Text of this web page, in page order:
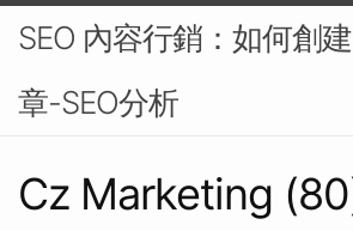
SEO 內容行銷：如何創
章-SEO分析
Cz Marketing